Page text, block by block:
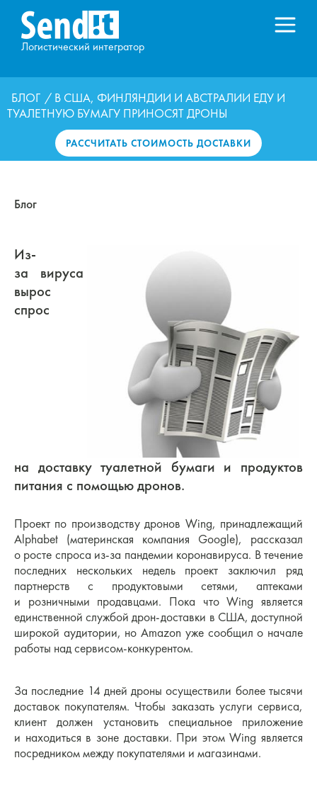
Логистический интегратор
БЛОГ / В США, ФИНЛЯНДИИ И АВСТРАЛИИ ЕДУ И
ТУАЛЕТНУЮ БУМАГУ ПРИНОСЯТ ДРОНЫ
РАССЧИТАТЬ СТОИМОСТЬ ДОСТАВКИ
Блог
Из-
за вируса
вырос
спрос
на доставку туалетной бумаги и продуктов
питания с помощью дронов.
Проект по производству дронов Wing, принадлежащий
Alphabet (материнская компания Google), рассказал
о росте спроса из-за пандемии коронавируса. В течение
последних нескольких недель проект заключил ряд
партнерств с продуктовыми сетями, аптеками
и розничными продавцами. Пока что Wing является
единственной службой дрон-доставки в США, доступной
широкой аудитории, но Amazon уже сообщил о начале
работы над сервисом-конкурентом.
За последние 14 дней дроны осуществили более тысячи
доставок покупателям. Чтобы заказать услуги сервиса,
клиент должен установить специальное приложение
и находиться в зоне доставки. При этом Wing является
посредником между покупателями и магазинами.